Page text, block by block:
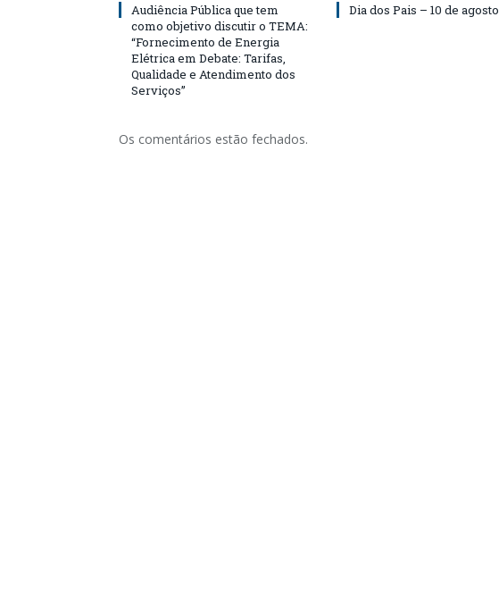
Audiência Pública que tem
como objetivo discutir o TEMA:
“Fornecimento de Energia
Elétrica em Debate: Tarifas,
Qualidade e Atendimento dos
Serviços”
Dia dos Pais – 10 de agosto
Os comentários estão fechados.